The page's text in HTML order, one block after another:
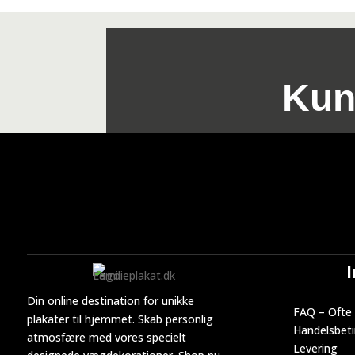
Din online destination for unikke
plakater til hjemmet. Skab personlig
atmosfære med vores specielt
FAQ –
Levering